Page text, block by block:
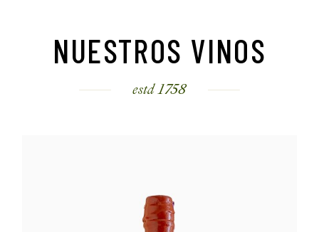
NUESTROS VINOS
estd 1758